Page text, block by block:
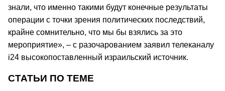
знали, что именно такими будут конечные результаты
операции с точки зрения политических последствий,
крайне сомнительно, что мы бы взялись за это
мероприятие», – с разочарованием заявил телеканалу
i24 высокопоставленный израильский источник.
СТАТЬИ ПО ТЕМЕ